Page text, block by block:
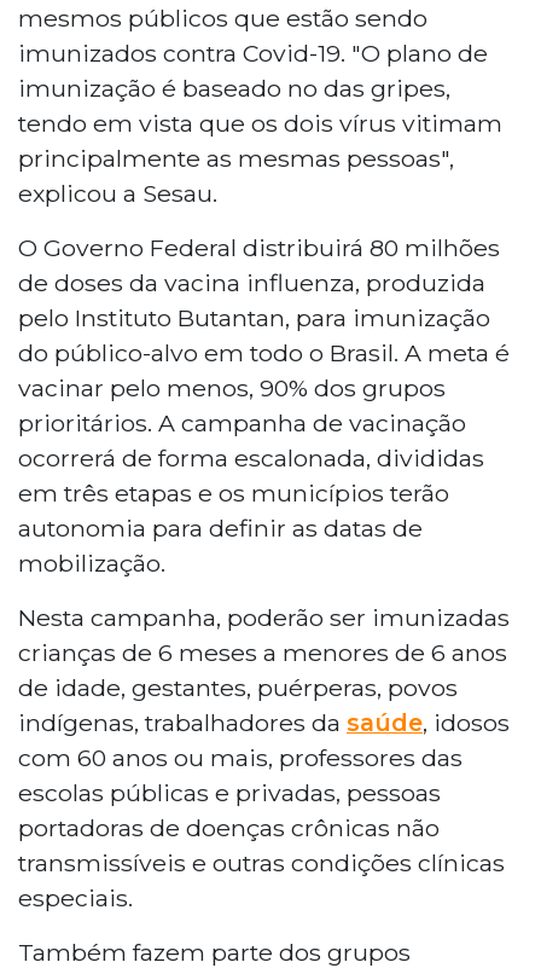
mesmos públicos que estão sendo
imunizados contra Covid-19. "O plano de
imunização é baseado no das gripes,
tendo em vista que os dois vírus vitimam
principalmente as mesmas pessoas",
explicou a Sesau.
O Governo Federal distribuirá 80 milhões
de doses da vacina influenza, produzida
pelo Instituto Butantan, para imunização
do público-alvo em todo o Brasil. A meta é
vacinar pelo menos, 90% dos grupos
prioritários. A campanha de vacinação
ocorrerá de forma escalonada, divididas
em três etapas e os municípios terão
autonomia para definir as datas de
mobilização.
Nesta campanha, poderão ser imunizadas
crianças de 6 meses a menores de 6 anos
de idade, gestantes, puérperas, povos
indígenas, trabalhadores da saúde, idosos
com 60 anos ou mais, professores das
escolas públicas e privadas, pessoas
portadoras de doenças crônicas não
transmissíveis e outras condições clínicas
especiais.
Também fazem parte dos grupos